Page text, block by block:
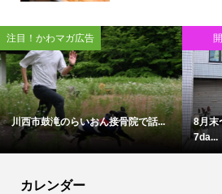
注目！かわマガ広告
川西市鼓滝のらいおん接骨院で話...
8月末
7da...
カレンダー